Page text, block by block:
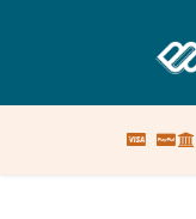
Sobre nosotros